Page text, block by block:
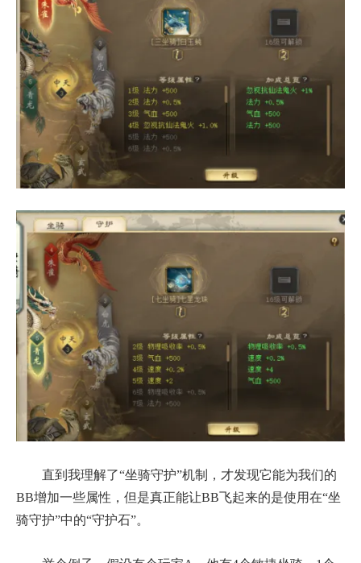
直到我理解了“坐骑守护”机制，才发现它能为我们的
BB增加一些属性，但是真正能让BB飞起来的是使用在“坐
骑守护”中的“守护石”。